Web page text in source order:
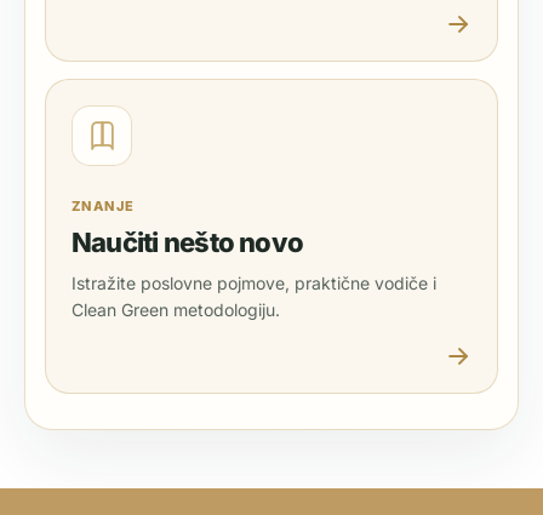
ZNANJE
Naučiti nešto novo
Istražite poslovne pojmove, praktične vodiče i
Clean Green metodologiju.